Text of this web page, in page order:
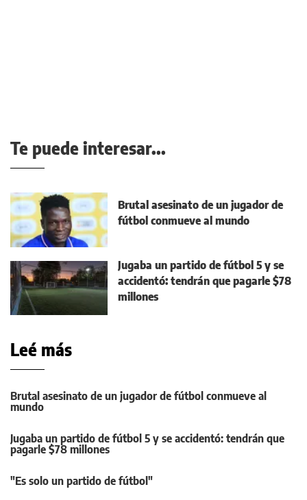
Te puede interesar...
Brutal asesinato de un jugador de
fútbol conmueve al mundo
Jugaba un partido de fútbol 5 y se
accidentó: tendrán que pagarle $78
millones
Leé más
Brutal asesinato de un jugador de fútbol conmueve al
mundo
Jugaba un partido de fútbol 5 y se accidentó: tendrán que
pagarle $78 millones
"Es solo un partido de fútbol"